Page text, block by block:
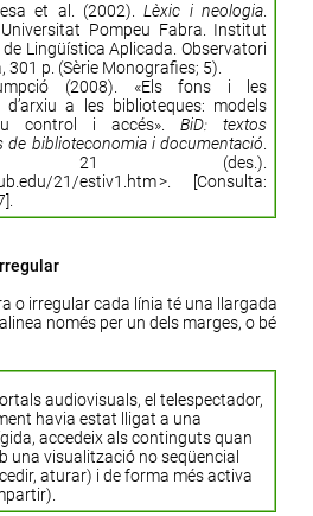
et al. (2002).Lèxic i neologia.
Pompeu Fabra. Institut
Lingüística Aplicada. Observatori
301 p. (Sèrie Monografies; 5).
(2008). «Els fons i les
d’arxiu a les biblioteques: models
control i accés».BiD: textos
de biblioteconomia i documentació.
21 (des.).
21/estiv1.htm>. [Consulta:
o irregular cada línia té una llargada
només per un dels marges, o bé
audiovisuals, el telespectador,
havia estat lligat a una
accedeix als continguts quan
una visualització no seqüencial
aturar) i de forma més activa